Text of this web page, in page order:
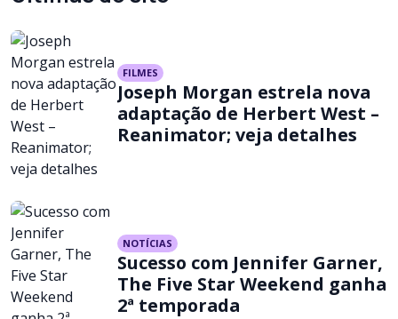
FILMES
Joseph Morgan estrela nova
adaptação de Herbert West –
Reanimator; veja detalhes
NOTÍCIAS
Sucesso com Jennifer Garner,
The Five Star Weekend ganha
2ª temporada